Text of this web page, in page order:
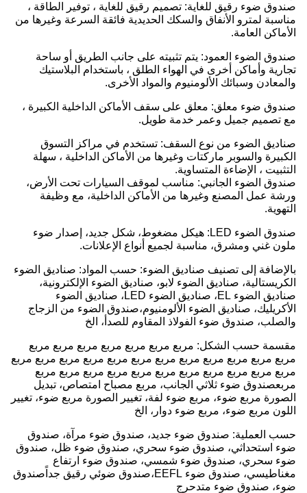
صندوق ضوء رقيق للغاية: تصميم رقيق للغاية ، توفير الطاقة ،
مناسبة لمترو الأنفاق والسكك الحديدية فائقة السرعة وغيرها من
الأماكن العامة.
صندوق الضوء العمود: يتم تثبيته على جانب الطريق أو ساحة
تجارية وأماكن أخرى في الهواء الطلق ، باستخدام البلاستيك
والمعادن وسبائك الألومنيوم والمواد الأخرى.
صندوق ضوء معلق: معلق على سقف الأماكن الداخلية الكبيرة ،
مع تصميم جميل وعمر خدمة طويل.
صناديق الضوء من نوع السقف: تستخدم في مراكز التسوق
الكبيرة والسوبر ماركتات وغيرها من الأماكن الداخلية ، سهلة
التثبيت ، الإضاءة المتساوية.
صندوق الضوء الجانبي: مناسب لموقف السيارات تحت الأرض،
ورشة عمل المصنع وغيرها من الأماكن الداخلية، مع وظيفة
التهوية.
صندوق الضوء LED: هيكل مضغوط، شكل جديد، إصدار ضوء
ملون غني ومشرق، مناسبة لجميع أنواع الإعلانات.
بالإضافة إلى تصنيف صناديق الضوء: حسب المواد: صناديق الضوء
الكريستالية، صناديق الضوء لابو، صناديق الضوء الإلكترونية،
صناديق الضوء EL، صناديق الضوء LED، صناديق الضوء
الأكريليك، صناديق الضوء الألومنيوم،صندوق الضوء من الزجاج
والصلب، صندوق ضوء الفولاذ المقاوم للصدأ، الخ
مقسمة حسب الشكل: مربع مربع مربع مربع مربع مربع مربع
مربع مربع مربع مربع مربع مربع مربع مربع مربع مربع مربع مربع
مربع مربع مربع مربع مربع مربع مربع مربع مربع مربع مربع
مربعصندوق ضوء ثلاثي الجانب، مربع مصباح امتصاص، تبديل
الصورة مربع ضوء، مربع ضوء لفة، تغيير الصورة مربع ضوء، تغيير
اللون مربع ضوء، مربع ضوء دوار، الخ
حسب العملية: صندوق ضوء جديد، صندوق ضوء مرآة، صندوق
ضوء استحداثي، صندوق ضوء سحري، صندوق ضوء ظل، صندوق
ضوء سحري، صندوق ضوء شمسي، صندوق ضوء ارتفاع
مغناطيسي، صندوق ضوء EEFL،صندوق ضوئي رقيق جداًصندوق
ضوء، صندوق ضوء متدحرج